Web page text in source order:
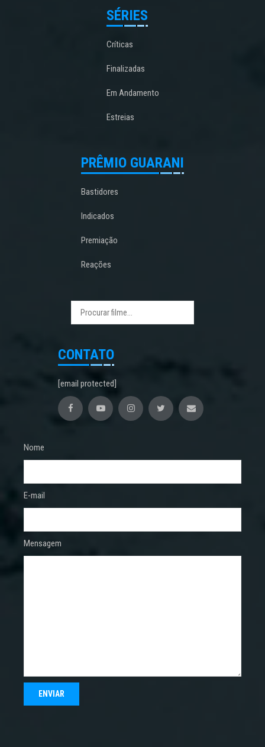
SÉRIES
Críticas
Finalizadas
Em Andamento
Estreias
PRÊMIO GUARANI
Bastidores
Indicados
Premiação
Reações
CONTATO
[email protected]
Nome
E-mail
Mensagem